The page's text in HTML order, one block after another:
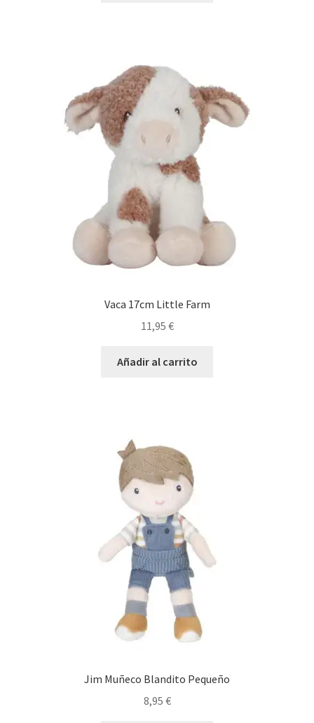
Vaca 17cm Little Farm
11,95 €
Añadir al carrito
Jim Muñeco Blandito Pequeño
8,95 €